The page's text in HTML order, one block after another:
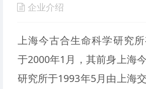
企业介绍
上海今古合生命科学研究
于2000年1月，其前身上海
研究所于1993年5月由上海